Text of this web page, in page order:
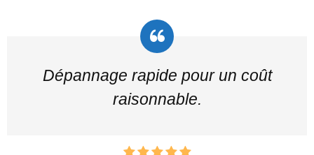
Dépannage rapide pour un coût
raisonnable.